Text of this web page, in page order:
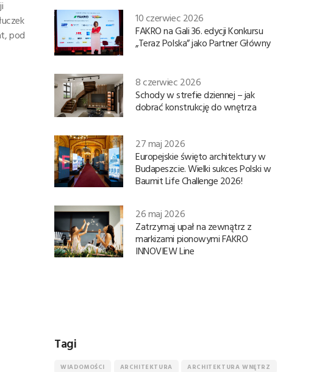
pod
10 czerwiec 2026
FAKRO na Gali 36. edycji Konkursu
„Teraz Polska” jako Partner Główny
8 czerwiec 2026
Schody w strefie dziennej – jak
dobrać konstrukcję do wnętrza
27 maj 2026
Europejskie święto architektury w
Budapeszcie. Wielki sukces Polski w
Baumit Life Challenge 2026!
26 maj 2026
Zatrzymaj upał na zewnątrz z
markizami pionowymi FAKRO
INNOVIEW Line
Tagi
WIADOMOŚCI ARCHITEKTURA ARCHITEKTURA WNĘTRZ